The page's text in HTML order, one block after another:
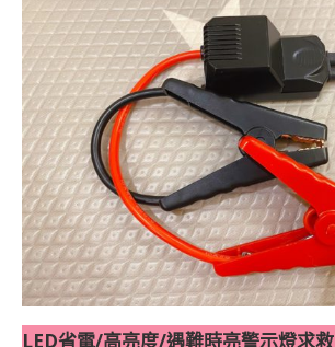
LED省電/高亮度/遇難時亮警示燈求救